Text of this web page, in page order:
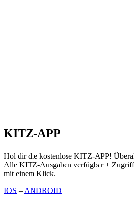
KITZ-APP
Hol dir die kostenlose KITZ-APP!
Alle KITZ-Ausgaben verfügbar +
mit einem Klick.
IOS – ANDROID